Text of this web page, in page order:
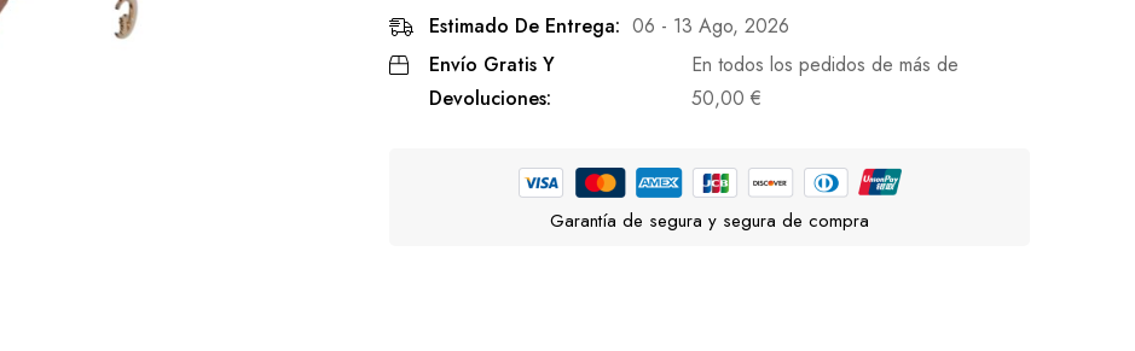
Estimado De Entrega: 06 - 13 Ago, 2026
Envío Gratis Y
Devoluciones:
En todos los pedidos de más de
50,00€
Garantía de segura y segura de compra